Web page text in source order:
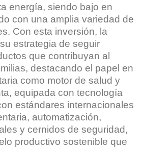
energía, siendo bajo en
con una amplia variedad de
Con esta inversión, la
estrategia de seguir
que contribuyan al
destacando el papel en
como motor de salud y
equipada con tecnología
estándares internacionales
automatización,
y cernidos de seguridad,
productivo sostenible que